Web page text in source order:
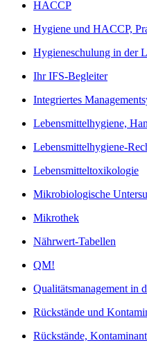
HACCP
Hygiene und HACCP,
Hygieneschulung in der
Ihr IFS-Begleiter
Integriertes
Lebensmittelhygiene,
Lebensmittelhygiene-
Lebensmitteltoxikologie
Mikrobiologische
Mikrothek
Nährwert-Tabellen
QM!
Qualitätsmanagement in
Rückstände und
Rückstände,